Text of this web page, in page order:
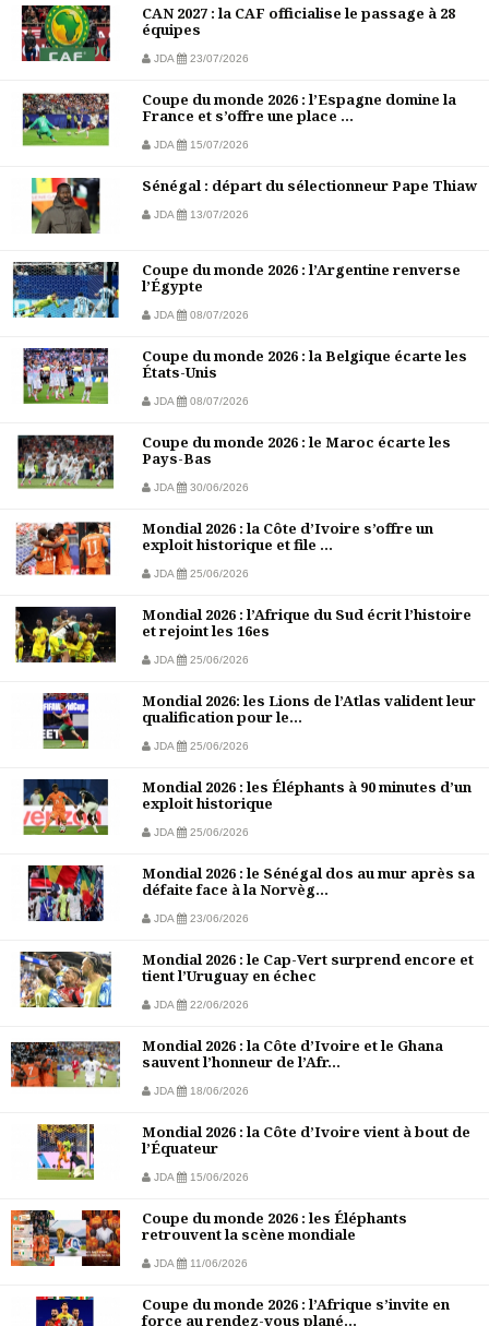
CAN 2027 : la CAF officialise le passage à 28
équipes
JDA 23/07/2026
Coupe du monde 2026 : l’Espagne domine la
France et s’offre une place ...
JDA 15/07/2026
Sénégal : départ du sélectionneur Pape Thiaw
JDA 13/07/2026
Coupe du monde 2026 : l’Argentine renverse
l’Égypte
JDA 08/07/2026
Coupe du monde 2026 : la Belgique écarte les
États-Unis
JDA 08/07/2026
Coupe du monde 2026 : le Maroc écarte les
Pays-Bas
JDA 30/06/2026
Mondial 2026 : la Côte d’Ivoire s’offre un
exploit historique et file ...
JDA 25/06/2026
Mondial 2026 : l’Afrique du Sud écrit l’histoire
et rejoint les 16es
JDA 25/06/2026
Mondial 2026: les Lions de l’Atlas valident leur
qualification pour le...
JDA 25/06/2026
Mondial 2026 : les Éléphants à 90 minutes d’un
exploit historique
JDA 25/06/2026
Mondial 2026 : le Sénégal dos au mur après sa
défaite face à la Norvèg...
JDA 23/06/2026
Mondial 2026 : le Cap-Vert surprend encore et
tient l’Uruguay en échec
JDA 22/06/2026
Mondial 2026 : la Côte d’Ivoire et le Ghana
sauvent l’honneur de l’Afr...
JDA 18/06/2026
Mondial 2026 : la Côte d’Ivoire vient à bout de
l’Équateur
JDA 15/06/2026
Coupe du monde 2026 : les Éléphants
retrouvent la scène mondiale
JDA 11/06/2026
Coupe du monde 2026 : l’Afrique s’invite en
force au rendez-vous plané...